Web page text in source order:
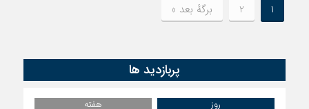
1
2 برگهٔ بعد »
پربازدید ها
روز
هفته